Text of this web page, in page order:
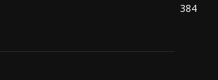
384